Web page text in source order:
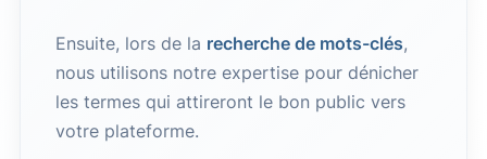
Ensuite, lors de la recherche de mots-clés,
nous utilisons notre expertise pour dénicher
les termes qui attireront le bon public vers
votre plateforme.